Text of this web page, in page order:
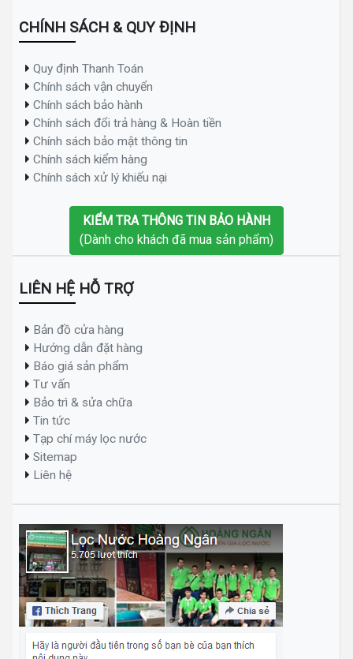
CHÍNH SÁCH & QUY ĐỊNH
Quy định Thanh Toán
Chính sách vận chuyển
Chính sách bảo hành
Chính sách đổi trả hàng & Hoàn tiền
Chính sách bảo mật thông tin
Chính sách kiểm hàng
Chính sách xử lý khiếu nại
KIỂM TRA THÔNG TIN BẢO HÀNH
(Dành cho khách đã mua sản phẩm)
LIÊN HỆ HỖ TRỢ
Bản đồ cửa hàng
Hướng dẫn đặt hàng
Báo giá sản phẩm
Tư vấn
Bảo trì & sửa chữa
Tin tức
Tạp chí máy lọc nước
Sitemap
Liên hệ